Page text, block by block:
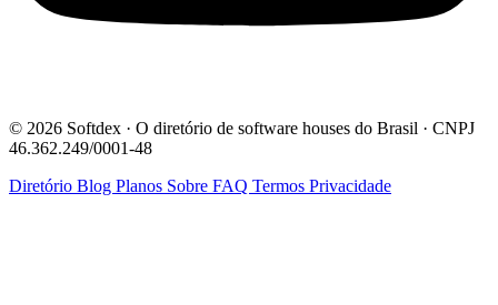
© 2026 Softdex · O diretório de software houses do Brasil · CNPJ
46.362.249/0001-48
Diretório Blog Planos Sobre FAQ Termos Privacidade